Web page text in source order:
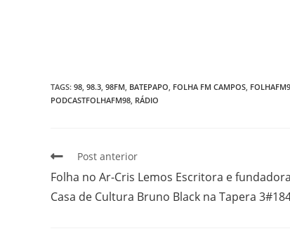
TAGS: 98 98.3 98FM BATEPAPO FOLHA FM CAMPOS
PODCASTFOLHAFM98 RÁDIO
Post anterior
Folha no Ar-Cris Lemos Escritora e
Casa de Cultura Bruno Black na Tapera